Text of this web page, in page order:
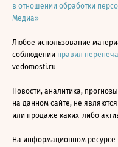
в отношении обработки
Медиа»
Любое использование
соблюдении правил
vedomosti.ru
Новости, аналитика,
на данном сайте, не
или продаже каких-либо
На информационном